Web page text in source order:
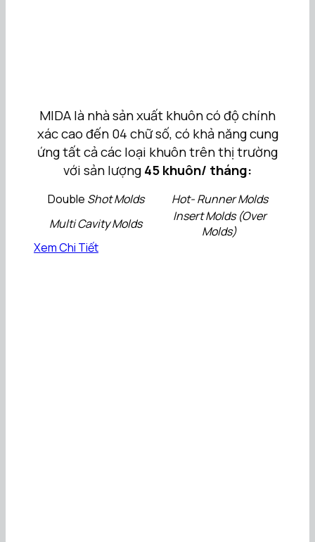
MIDA là nhà sản xuất khuôn có độ chính
xác cao đến 04 chữ số, có khả năng cung
ứng tất cả các loại khuôn trên thị trường
với sản lượng45 khuôn/ tháng:
Double Shot Molds
Hot- Runner Molds
Multi Cavity Molds
Insert Molds (Over
Molds)
Xem Chi Tiết